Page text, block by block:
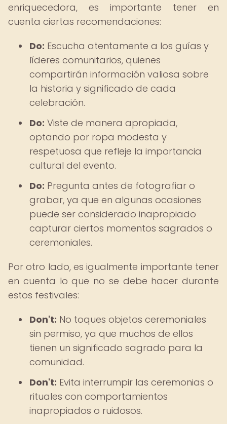
enriquecedora, es importante tener en
cuenta ciertas recomendaciones:
Do: Escucha atentamente a los guías y
líderes comunitarios, quienes
compartirán información valiosa sobre
la historia y significado de cada
celebración.
Do: Viste de manera apropiada,
optando por ropa modesta y
respetuosa que refleje la importancia
cultural del evento.
Do: Pregunta antes de fotografiar o
grabar, ya que en algunas ocasiones
puede ser considerado inapropiado
capturar ciertos momentos sagrados o
ceremoniales.
Por otro lado, es igualmente importante tener
en cuenta lo que no se debe hacer durante
estos festivales:
Don't: No toques objetos ceremoniales
sin permiso, ya que muchos de ellos
tienen un significado sagrado para la
comunidad.
Don't: Evita interrumpir las ceremonias o
rituales con comportamientos
inapropiados o ruidosos.